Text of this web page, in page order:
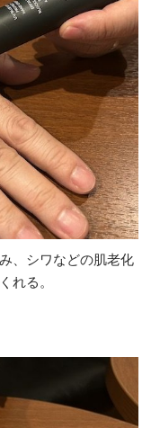
、シワなどの肌老化
れる。